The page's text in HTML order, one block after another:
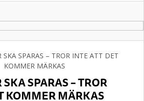
SPARAS – TROR
KOMMER MÄRKAS